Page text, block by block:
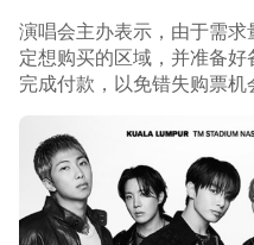
演唱会主办表示，由于需
定想购买的区域，并准备
完成付款，以免错失购票机